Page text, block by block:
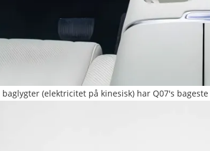
(elektricitet på kinesisk) har Q07's